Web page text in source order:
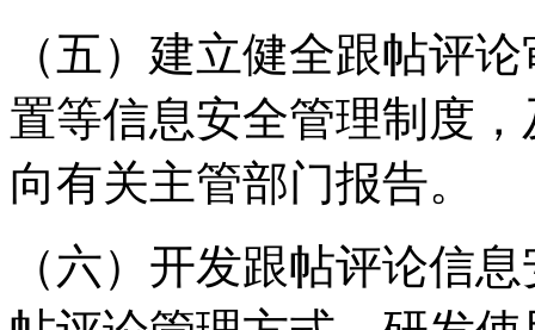
（五）建立健全跟帖评
置等信息安全管理制度
向有关主管部门报告。
（六）开发跟帖评论信